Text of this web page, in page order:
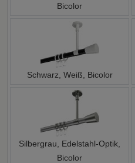
Bicolor
Schwarz, Weiß, Bicolor
Silbergrau, Edelstahl-Optik,
Bicolor